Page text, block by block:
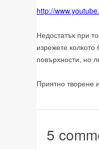
http://
Недостатък при
изрежете
повърхности, но
Приятно творене
5